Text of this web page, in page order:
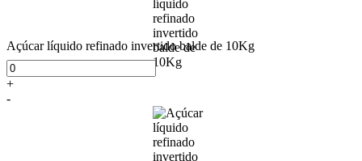
Açúcar líquido refinado invertido balde de 10Kg
+
-